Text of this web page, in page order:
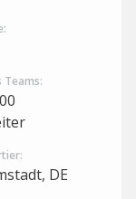
Teams:
DE